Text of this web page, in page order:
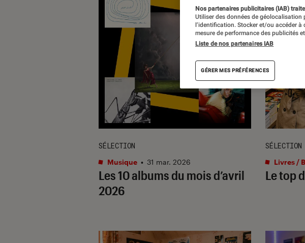
Les 10 albums du mois d’avril
2026
SÉLECTION
Musique • 31 mar. 2026
Le top
SÉLECTION
Livres /
Nos partenaires publicitaires (IAB)
Utiliser des données de géolocalisation
l’identification. Stocker et/ou accéder
mesure de performance des publicités
Liste de nos partenaires IAB
GÉRER MES PRÉFÉRENCES